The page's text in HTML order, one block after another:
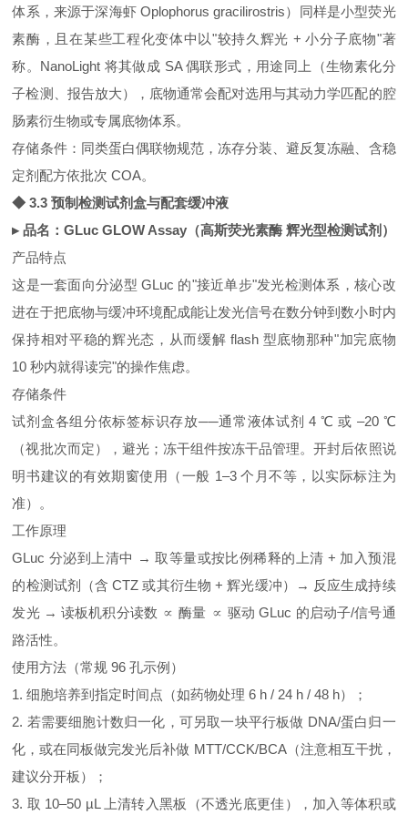
体系，来源于深海虾 Oplophorus gracilirostris）同样是小型荧光
素酶，且在某些工程化变体中以"较持久辉光 + 小分子底物"著
称。NanoLight 将其做成 SA 偶联形式，用途同上（生物素化分
子检测、报告放大），底物通常会配对选用与其动力学匹配的腔
肠素衍生物或专属底物体系。
存储条件：同类蛋白偶联物规范，冻存分装、避反复冻融、含稳
定剂配方依批次 COA。
◆ 3.3 预制检测试剂盒与配套缓冲液
▸ 品名：GLuc GLOW Assay（高斯荧光素酶 辉光型检测试剂）
产品特点
这是一套面向分泌型 GLuc 的"接近单步"发光检测体系，核心改
进在于把底物与缓冲环境配成能让发光信号在数分钟到数小时内
保持相对平稳的辉光态，从而缓解 flash 型底物那种"加完底物
10 秒内就得读完"的操作焦虑。
存储条件
试剂盒各组分依标签标识存放──通常液体试剂 4 ℃ 或 –20 ℃
（视批次而定），避光；冻干组件按冻干品管理。开封后依照说
明书建议的有效期窗使用（一般 1–3 个月不等，以实际标注为
准）。
工作原理
GLuc 分泌到上清中 → 取等量或按比例稀释的上清 + 加入预混
的检测试剂（含 CTZ 或其衍生物 + 辉光缓冲）→ 反应生成持续
发光 → 读板机积分读数 ∝ 酶量 ∝ 驱动 GLuc 的启动子/信号通
路活性。
使用方法（常规 96 孔示例）
1. 细胞培养到指定时间点（如药物处理 6 h / 24 h / 48 h）；
2. 若需要细胞计数归一化，可另取一块平行板做 DNA/蛋白归一
化，或在同板做完发光后补做 MTT/CCK/BCA（注意相互干扰，
建议分开板）；
3. 取 10–50 µL 上清转入黑板（不透光底更佳），加入等体积或